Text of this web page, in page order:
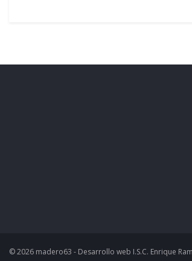
© 2026 madero63 - Desarrollo web I.S.C. Enrique